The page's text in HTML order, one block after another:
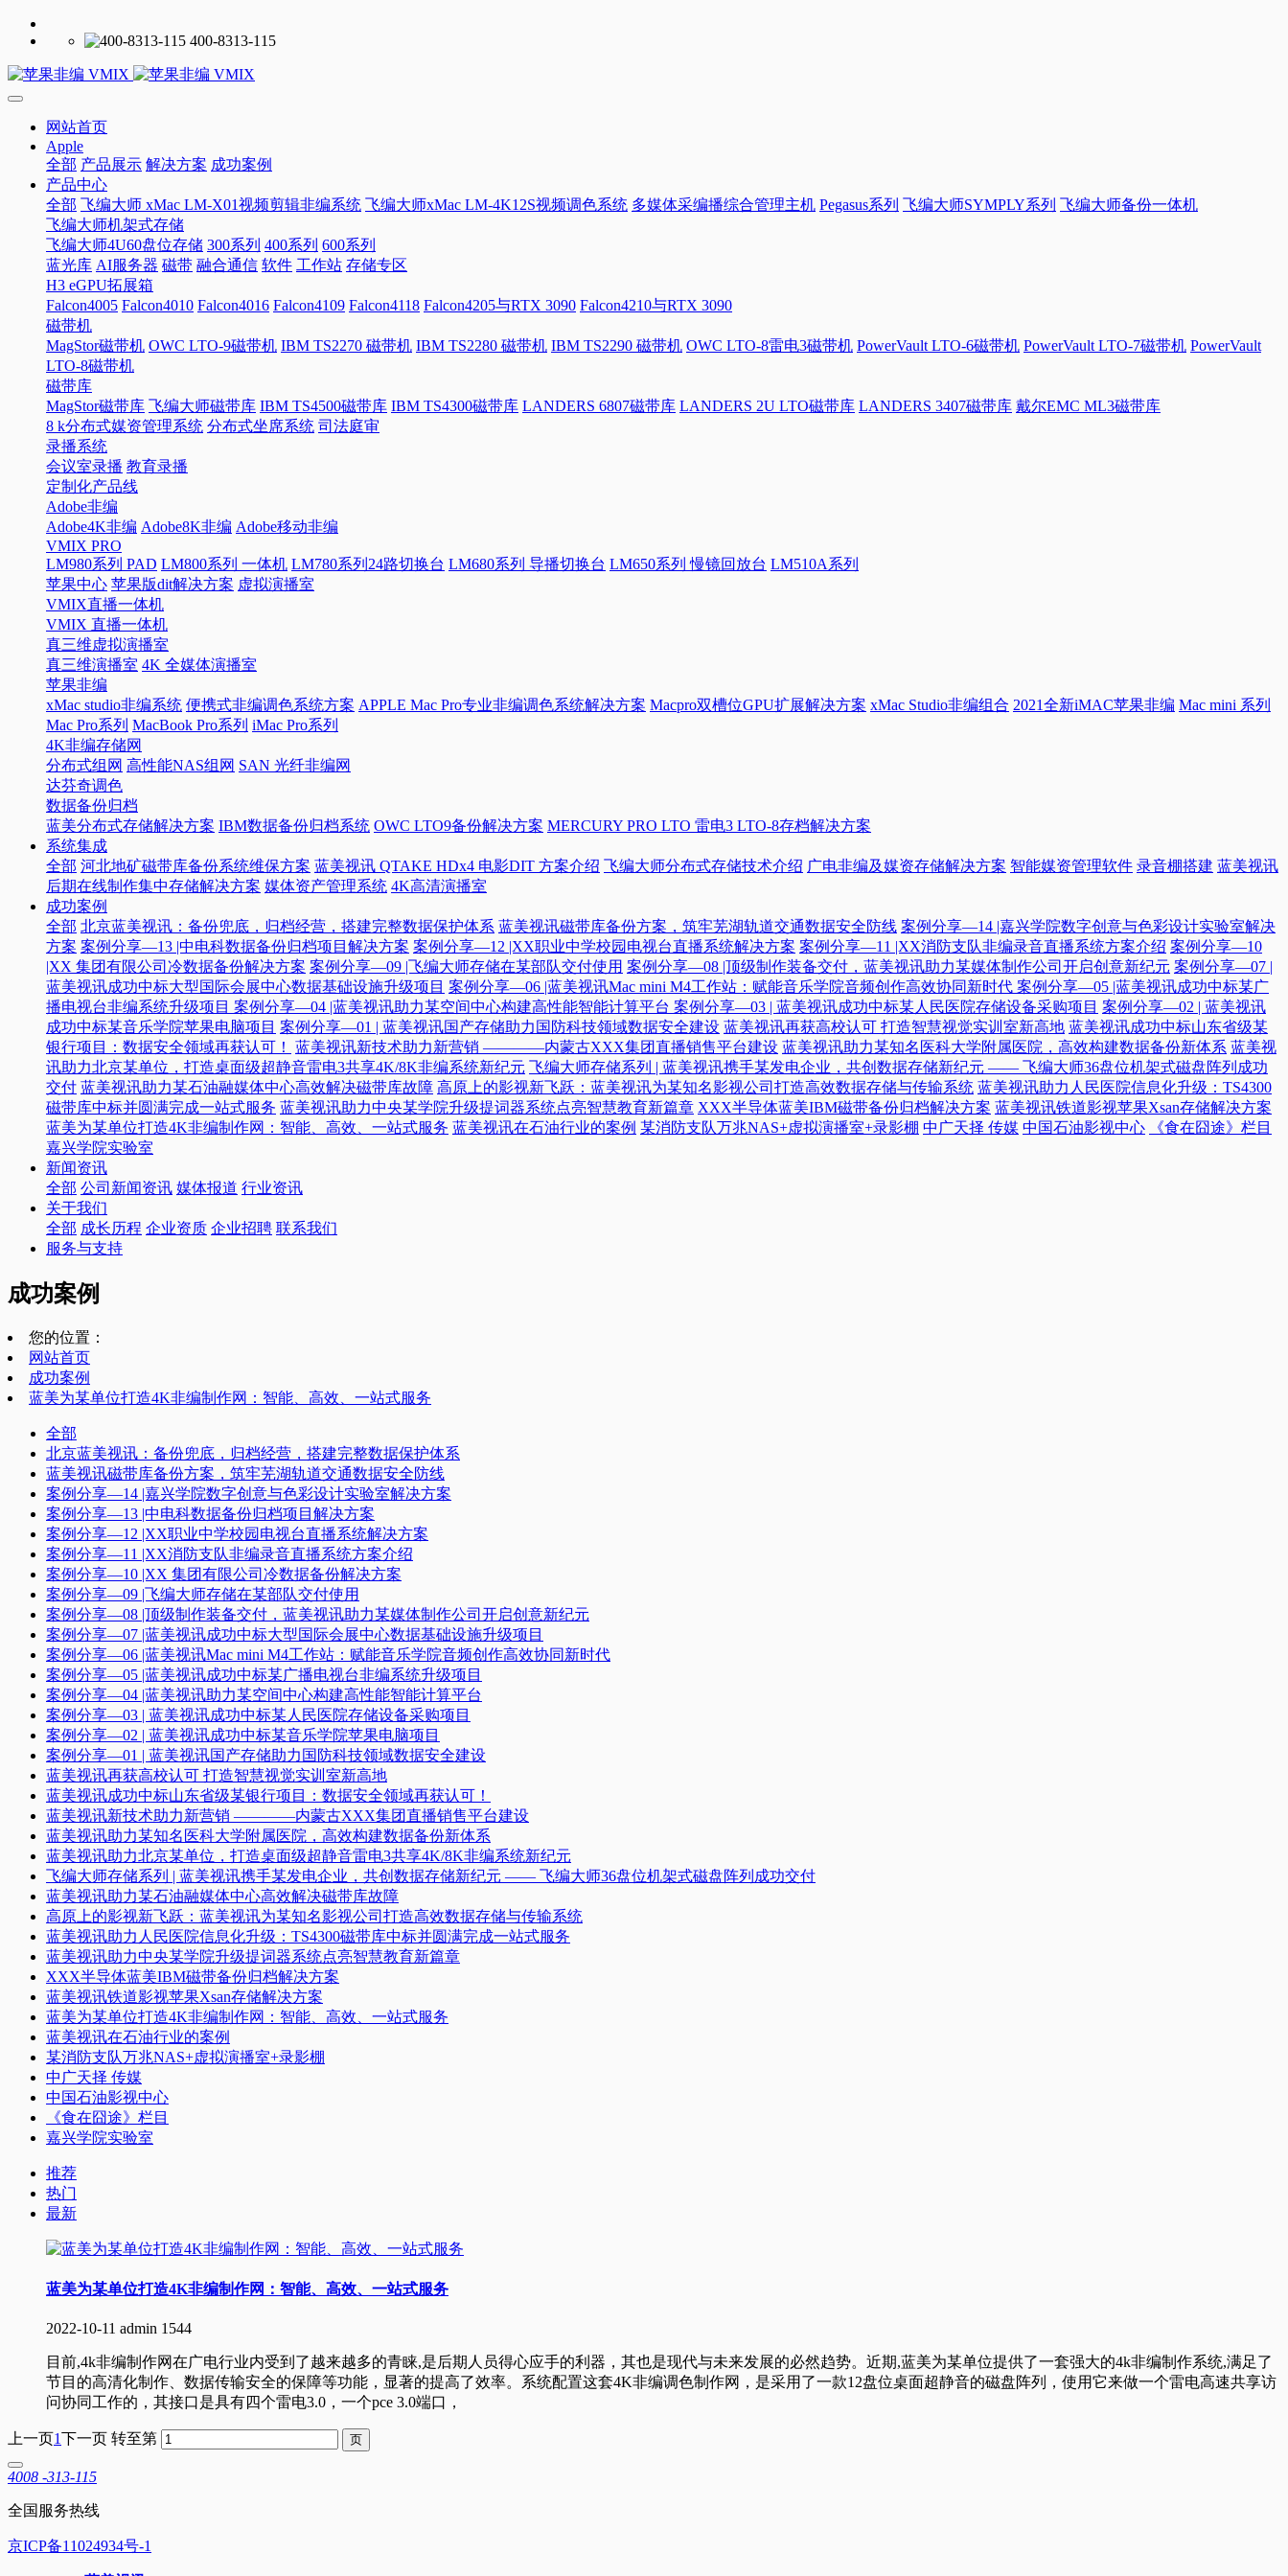
400-8313-115
网站首页
Apple
全部 产品展示 解决方案 成功案例
产品中心
全部 飞编大师 xMac LM-X01视频剪辑非编系统 飞编大师xMac LM-4K12S视频调色系统 多媒体采编播综合管理主机 Pegasus系列 飞编大师SYMPLY系列 飞编大师备份一体机
飞编大师机架式存储
飞编大师4U60盘位存储 300系列 400系列 600系列
蓝光库 AI服务器 磁带 融合通信 软件 工作站 存储专区
H3 eGPU拓展箱
Falcon4005 Falcon4010 Falcon4016 Falcon4109 Falcon4118 Falcon4205与RTX 3090 Falcon4210与RTX 3090
磁带机
MagStor磁带机 OWC LTO-9磁带机 IBM TS2270 磁带机 IBM TS2280 磁带机 IBM TS2290 磁带机 OWC LTO-8雷电3磁带机 PowerVault LTO-6磁带机 PowerVault LTO-7磁带机 PowerVault
LTO-8磁带机
磁带库
MagStor磁带库 飞编大师磁带库 IBM TS4500磁带库 IBM TS4300磁带库 LANDERS 6807磁带库 LANDERS 2U LTO磁带库 LANDERS 3407磁带库 戴尔EMC ML3磁带库
8 k分布式媒资管理系统 分布式坐席系统 司法庭审
录播系统
会议室录播 教育录播
定制化产品线
Adobe非编
Adobe4K非编 Adobe8K非编 Adobe移动非编
VMIX PRO
LM980系列 PAD LM800系列 一体机 LM780系列24路切换台 LM680系列 导播切换台 LM650系列 慢镜回放台 LM510A系列
苹果中心 苹果版dit解决方案 虚拟演播室
VMIX直播一体机
VMIX 直播一体机
真三维虚拟演播室
真三维演播室 4K 全媒体演播室
苹果非编
xMac studio非编系统 便携式非编调色系统方案 APPLE Mac Pro专业非编调色系统解决方案 Macpro双槽位GPU扩展解决方案 xMac Studio非编组合 2021全新iMAC苹果非编 Mac mini 系列
Mac Pro系列 MacBook Pro系列 iMac Pro系列
4K非编存储网
分布式组网 高性能NAS组网 SAN 光纤非编网
达芬奇调色
数据备份归档
蓝美分布式存储解决方案 IBM数据备份归档系统 OWC LTO9备份解决方案 MERCURY PRO LTO 雷电3 LTO-8存档解决方案
系统集成
全部 河北地矿磁带库备份系统维保方案 蓝美视讯 QTAKE HDx4 电影DIT 方案介绍 飞编大师分布式存储技术介绍 广电非编及媒资存储解决方案 智能媒资管理软件 录音棚搭建 蓝美视讯
后期在线制作集中存储解决方案 媒体资产管理系统 4K高清演播室
成功案例
全部 北京蓝美视讯：备份兜底，归档经营，搭建完整数据保护体系 蓝美视讯磁带库备份方案，筑牢芜湖轨道交通数据安全防线 案例分享—14 |嘉兴学院数字创意与色彩设计实验室解决
方案 案例分享—13 |中电科数据备份归档项目解决方案 案例分享—12 |XX职业中学校园电视台直播系统解决方案 案例分享—11 |XX消防支队非编录音直播系统方案介绍 案例分享—10
|XX 集团有限公司冷数据备份解决方案 案例分享—09 |飞编大师存储在某部队交付使用 案例分享—08 |顶级制作装备交付，蓝美视讯助力某媒体制作公司开启创意新纪元 案例分享—07 |
蓝美视讯成功中标大型国际会展中心数据基础设施升级项目 案例分享—06 |蓝美视讯Mac mini M4工作站：赋能音乐学院音频创作高效协同新时代​ 案例分享—05 |蓝美视讯成功中标某广
播电视台非编系统升级项目​ 案例分享—04 |蓝美视讯助力某空间中心构建高性能智能计算平台​ 案例分享—03 | 蓝美视讯成功中标某人民医院存储设备采购项目 案例分享—02 | 蓝美视讯
成功中标某音乐学院苹果电脑项目 案例分享—01 | 蓝美视讯国产存储助力国防科技领域数据安全建设 蓝美视讯再获高校认可 打造智慧视觉实训室新高地 蓝美视讯成功中标山东省级某
银行项目：数据安全领域再获认可！
蓝美视讯新技术助力新营销 ————内蒙古XXX集团直播销售平台建设 蓝美视讯助力某知名医科大学附属医院，高效构建数据备份新体系 蓝美视
讯助力北京某单位，打造桌面级超静音雷电3共享4K/8K非编系统新纪元 飞编大师存储系列 | 蓝美视讯携手某发电企业，共创数据存储新纪元 —— 飞编大师36盘位机架式磁盘阵列成功
交付 蓝美视讯助力某石油融媒体中心高效解决磁带库故障 高原上的影视新飞跃：蓝美视讯为某知名影视公司打造高效数据存储与传输系统 蓝美视讯助力人民医院信息化升级：TS4300
磁带库中标并圆满完成一站式服务 蓝美视讯助力中央某学院升级提词器系统点亮智慧教育新篇章 XXX半导体蓝美IBM磁带备份归档解决方案 蓝美视讯铁道影视苹果Xsan存储解决方案
蓝美为某单位打造4K非编制作网：智能、高效、一站式服务 蓝美视讯在石油行业的案例 某消防支队万兆NAS+虚拟演播室+录影棚 中广天择 传媒 中国石油影视中心
《食在囧途》栏目
嘉兴学院实验室
新闻资讯
全部 公司新闻资讯 媒体报道 行业资讯
关于我们
全部 成长历程 企业资质 企业招聘 联系我们
服务与支持
成功案例
您的位置：
网站首页
成功案例
蓝美为某单位打造4K非编制作网：智能、高效、一站式服务
全部
北京蓝美视讯：备份兜底，归档经营，搭建完整数据保护体系
蓝美视讯磁带库备份方案，筑牢芜湖轨道交通数据安全防线
案例分享—14 |嘉兴学院数字创意与色彩设计实验室解决方案
案例分享—13 |中电科数据备份归档项目解决方案
案例分享—12 |XX职业中学校园电视台直播系统解决方案
案例分享—11 |XX消防支队非编录音直播系统方案介绍
案例分享—10 |XX 集团有限公司冷数据备份解决方案
案例分享—09 |飞编大师存储在某部队交付使用
案例分享—08 |顶级制作装备交付，蓝美视讯助力某媒体制作公司开启创意新纪元
案例分享—07 |蓝美视讯成功中标大型国际会展中心数据基础设施升级项目
案例分享—06 |蓝美视讯Mac mini M4工作站：赋能音乐学院音频创作高效协同新时代​
案例分享—05 |蓝美视讯成功中标某广播电视台非编系统升级项目​
案例分享—04 |蓝美视讯助力某空间中心构建高性能智能计算平台​
案例分享—03 | 蓝美视讯成功中标某人民医院存储设备采购项目
案例分享—02 | 蓝美视讯成功中标某音乐学院苹果电脑项目
案例分享—01 | 蓝美视讯国产存储助力国防科技领域数据安全建设
蓝美视讯再获高校认可 打造智慧视觉实训室新高地
蓝美视讯成功中标山东省级某银行项目：数据安全领域再获认可！
蓝美视讯新技术助力新营销 ————内蒙古XXX集团直播销售平台建设
蓝美视讯助力某知名医科大学附属医院，高效构建数据备份新体系
蓝美视讯助力北京某单位，打造桌面级超静音雷电3共享4K/8K非编系统新纪元
飞编大师存储系列 | 蓝美视讯携手某发电企业，共创数据存储新纪元 —— 飞编大师36盘位机架式磁盘阵列成功交付
蓝美视讯助力某石油融媒体中心高效解决磁带库故障
高原上的影视新飞跃：蓝美视讯为某知名影视公司打造高效数据存储与传输系统
蓝美视讯助力人民医院信息化升级：TS4300磁带库中标并圆满完成一站式服务
蓝美视讯助力中央某学院升级提词器系统点亮智慧教育新篇章
XXX半导体蓝美IBM磁带备份归档解决方案
蓝美视讯铁道影视苹果Xsan存储解决方案
蓝美为某单位打造4K非编制作网：智能、高效、一站式服务
蓝美视讯在石油行业的案例
某消防支队万兆NAS+虚拟演播室+录影棚
中广天择 传媒
中国石油影视中心
《食在囧途》栏目
嘉兴学院实验室
推荐
热门
最新
蓝美为某单位打造4K非编制作网：智能、高效、一站式服务
2022-10-11 admin 1544
目前,4k非编制作网在广电行业内受到了越来越多的青睐,是后期人员得心应手的利器，其也是现代与未来发展的必然趋势。近期,蓝美为某单位提供了一套强大的4k非编制作系统,满足了
节目的高清化制作、数据传输安全的保障等功能，显著的提高了效率。系统配置这套4K非编调色制作网，是采用了一款12盘位桌面超静音的磁盘阵列，使用它来做一个雷电高速共享访
问协同工作的，其接口是具有四个雷电3.0，一个pce 3.0端口，
上一页1下一页 转至第
4008 -313-115
全国服务热线
京ICP备11024934号-1